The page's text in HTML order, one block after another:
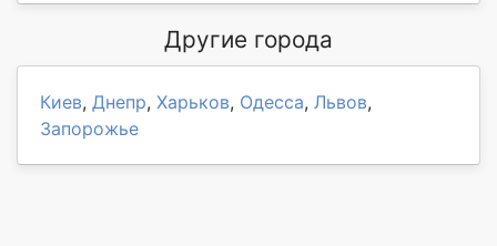
Другие города
Киев, Днепр, Харьков, Одесса, Львов,
Запорожье